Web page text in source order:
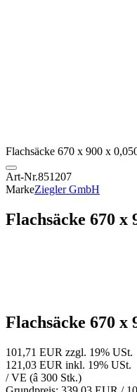
Flachsäcke 670 x 900 x
Art-Nr.851207
MarkeZiegler GmbH
Flachsäcke 670 x
Flachsäcke 670 x
101,71 EUR zzgl. 19% USt.
121,03 EUR inkl. 19% USt.
/ VE (â 300 Stk.)